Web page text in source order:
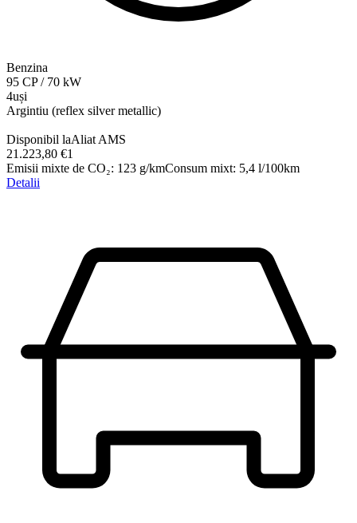
Benzina
95 CP/ 70 kW
4uși
Argintiu (reflex silver metallic)
Disponibil laAliat AMS
21.223,80 €1
Emisii mixte de CO₂: 123 g/kmConsum mixt: 5,4 l/100km
Detalii